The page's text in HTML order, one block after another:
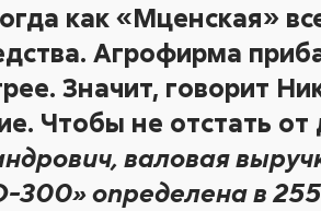
как «Мценская»
Агрофирма
Значит, говорит
Чтобы не отстать от
валовая
определена в